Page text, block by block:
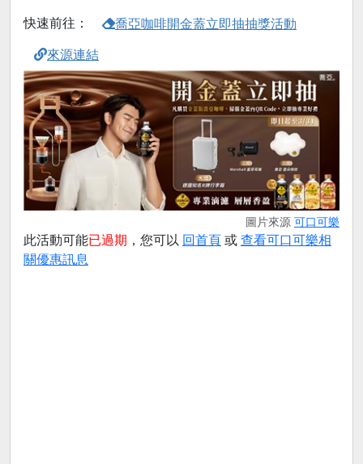
快速前往： 喬亞咖啡開金蓋立即抽抽獎活動
來源連結
圖片來源 可口可樂
此活動可能已過期 ，您可以 回首頁 或 查看可口可樂相
關優惠訊息